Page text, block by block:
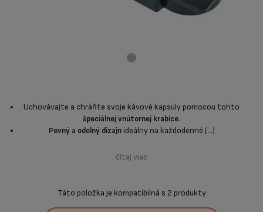
Uchovávajte a chráňte svoje kávové kapsuly pomocou tohto
špeciálnej vnútornej krabice.
Pevný a odolný dizajnideálny na každodenné (...)
čítaj viac
Táto položka je kompatibilná s 2 produkty